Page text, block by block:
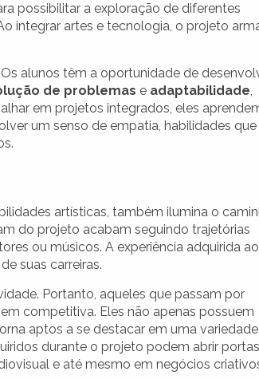
possibilitar a exploração de diferentes
integrar artes e tecnologia, o projeto
alunos têm a oportunidade de
de problemas e adaptabilidade,
em projetos integrados, eles
um senso de empatia, habilidades que
artísticas, também ilumina o
do projeto acabam seguindo trajetórias
ou músicos. A experiência adquirida ao
suas carreiras.
Portanto, aqueles que passam por
competitiva. Eles não apenas possuem
aptos a se destacar em uma variedade
durante o projeto podem abrir portas
e até mesmo em negócios